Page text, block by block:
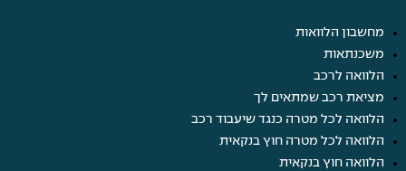
מחשבון הלוואות
משכנתאות
הלוואה לרכב
מציאת רכב שמתאים לך
הלוואה לכל מטרה כנגד שיעבוד רכב
הלוואה לכל מטרה חוץ בנקאית
הלוואה חוץ בנקאית